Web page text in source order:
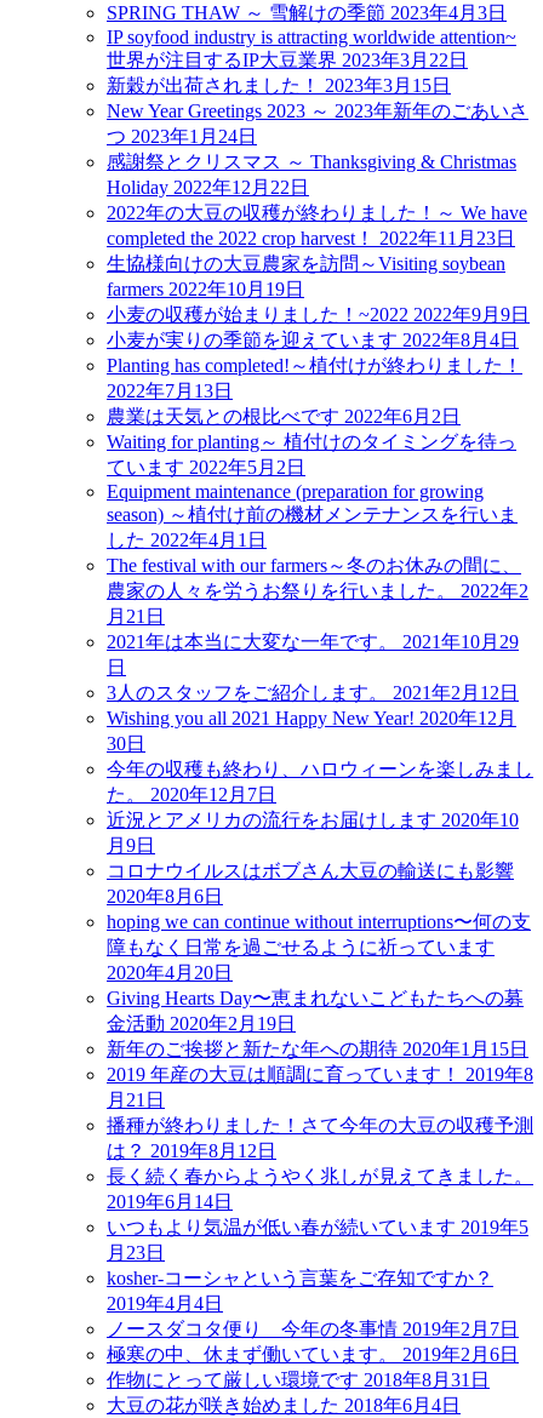
SPRING THAW ～ 雪解けの季節 2023年4月3日
IP soyfood industry is attracting worldwide attention~
世界が注目するIP大豆業界 2023年3月22日
新穀が出荷されました！
2023年3月15日
New Year Greetings 2023 ～ 2023年新年のごあいさ
つ 2023年1月24日
感謝祭とクリスマス ～ Thanksgiving & Christmas
Holiday 2022年12月22日
2022年の大豆の収穫が終わりました！～ We have
completed the 2022 crop harvest！
2022年11月23日
生協様向けの大豆農家を訪問～Visiting soybean
farmers 2022年10月19日
小麦の収穫が始まりました！~2022 2022年9月9日
小麦が実りの季節を迎えています 2022年8月4日
Planting has completed!～植付けが終わりました！
2022年7月13日
農業は天気との根比べです 2022年6月2日
Waiting for planting～ 植付けのタイミングを待っ
ています 2022年5月2日
Equipment maintenance (preparation for growing
season) ～植付け前の機材メンテナンスを行いま
した 2022年4月1日
The festival with our farmers～冬のお休みの間に、
農家の人々を労うお祭りを行いました。
2022年2
月21日
2021年は本当に大変な一年です。
2021年10月29
日
3人のスタッフをご紹介します。
2021年2月12日
Wishing you all 2021 Happy New Year! 2020年12月
30日
今年の収穫も終わり、ハロウィーンを楽しみまし
た。
2020年12月7日
近況とアメリカの流行をお届けします 2020年10
月9日
コロナウイルスはボブさん大豆の輸送にも影響
2020年8月6日
hoping we can continue without interruptions〜何の支
障もなく日常を過ごせるように祈っています
2020年4月20日
Giving Hearts Day〜恵まれないこどもたちへの募
金活動 2020年2月19日
新年のご挨拶と新たな年への期待 2020年1月15日
2019 年産の大豆は順調に育っています！
2019年8
月21日
播種が終わりました！さて今年の大豆の収穫予測
は？ 2019年8月12日
長く続く春からようやく兆しが見えてきました。
2019年6月14日
いつもより気温が低い春が続いています 2019年5
月23日
kosher-コーシャという言葉をご存知ですか？
2019年4月4日
ノースダコタ便り 今年の冬事情 2019年2月7日
極寒の中、休まず働いています。
2019年2月6日
作物にとって厳しい環境です 2018年8月31日
大豆の花が咲き始めました 2018年6月4日